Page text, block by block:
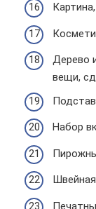
Дерево
вещи,
Набор